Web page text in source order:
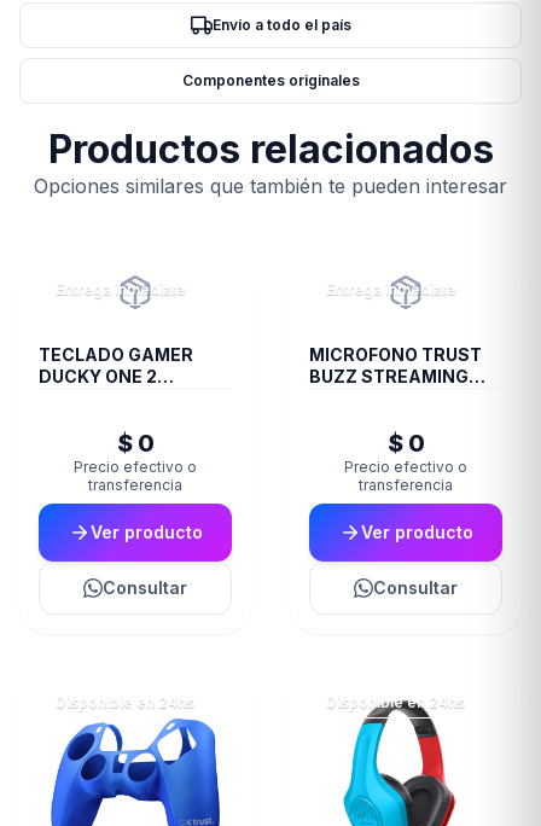
Envío a todo el país
Componentes originales
Productos relacionados
Opciones similares que también te pueden interesar
Entrega inmediata
TECLADO GAMER
DUCKY ONE 2
$ 0
Precio efectivo o
transferencia
Ver producto
Consultar
Entrega inmediata
MICROFONO TRUST
BUZZ STREAMING
$ 0
Precio efectivo o
transferencia
Ver producto
Consultar
Disponible en 24hs Disponible en 24hs